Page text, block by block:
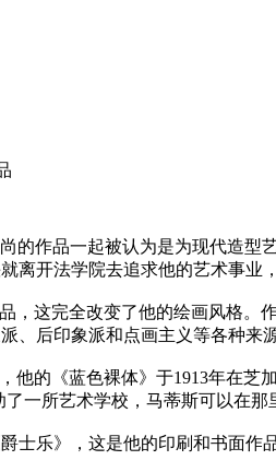
的作品一起被认为是为现代造型
开法学院去追求他的艺术事业
，这完全改变了他的绘画风格。
、后印象派和点画主义等各种来
的《蓝色裸体》于1913年在芝
一所艺术学校，马蒂斯可以在那
士乐》，这是他的印刷和书面作